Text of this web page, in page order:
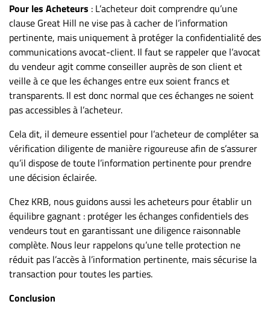
Pour les Acheteurs : L’acheteur doit comprendre qu’une
clause Great Hill ne vise pas à cacher de l’information
pertinente, mais uniquement à protéger la confidentialité des
communications avocat-client. Il faut se rappeler que l’avocat
du vendeur agit comme conseiller auprès de son client et
veille à ce que les échanges entre eux soient francs et
transparents. Il est donc normal que ces échanges ne soient
pas accessibles à l’acheteur.
Cela dit, il demeure essentiel pour l’acheteur de compléter sa
vérification diligente de manière rigoureuse afin de s’assurer
qu’il dispose de toute l’information pertinente pour prendre
une décision éclairée.
Chez KRB, nous guidons aussi les acheteurs pour établir un
équilibre gagnant : protéger les échanges confidentiels des
vendeurs tout en garantissant une diligence raisonnable
complète. Nous leur rappelons qu’une telle protection ne
réduit pas l’accès à l’information pertinente, mais sécurise la
transaction pour toutes les parties.
Conclusion